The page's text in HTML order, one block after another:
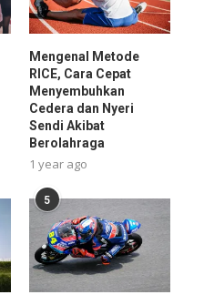
Mengenal Metode
RICE, Cara Cepat
Menyembuhkan
Cedera dan Nyeri
Sendi Akibat
Berolahraga
1 year ago
5